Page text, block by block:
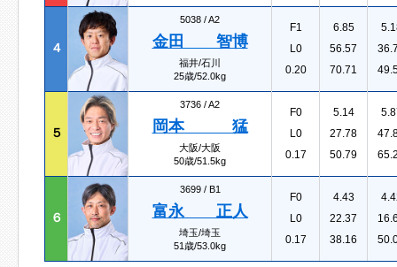
４
5038 /A2
金田 智博
福井/石川
25歳/52.0kg
F1
L0
0.20
6.85
56.57
70.71
５
3736 /A2
岡本 猛
大阪/大阪
50歳/51.5kg
F0
L0
0.17
5.14
27.78
50.79
６
3699 / B1
富永 正人
埼玉/埼玉
51歳/53.0kg
F0
L0
0.17
4.43
22.37
38.16